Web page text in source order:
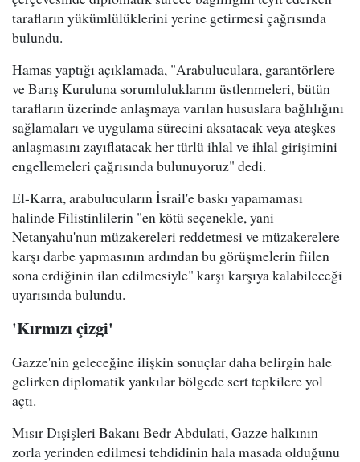
tarafların yükümlülüklerini yerine getirmesi çağrısında
bulundu.
Hamas yaptığı açıklamada, "Arabuluculara, garantörlere
ve Barış Kuruluna sorumluluklarını üstlenmeleri, bütün
tarafların üzerinde anlaşmaya varılan hususlara bağlılığını
sağlamaları ve uygulama sürecini aksatacak veya ateşkes
anlaşmasını zayıflatacak her türlü ihlal ve ihlal girişimini
engellemeleri çağrısında bulunuyoruz" dedi.
El-Karra, arabulucuların İsrail'e baskı yapamaması
halinde Filistinlilerin "en kötü seçenekle, yani
Netanyahu'nun müzakereleri reddetmesi ve müzakerelere
karşı darbe yapmasının ardından bu görüşmelerin fiilen
sona erdiğinin ilan edilmesiyle" karşı karşıya kalabileceği
uyarısında bulundu.
'Kırmızı çizgi'
Gazze'nin geleceğine ilişkin sonuçlar daha belirgin hale
gelirken diplomatik yankılar bölgede sert tepkilere yol
açtı.
Mısır Dışişleri Bakanı Bedr Abdulati, Gazze halkının
zorla yerinden edilmesi tehdidinin hala masada olduğunu